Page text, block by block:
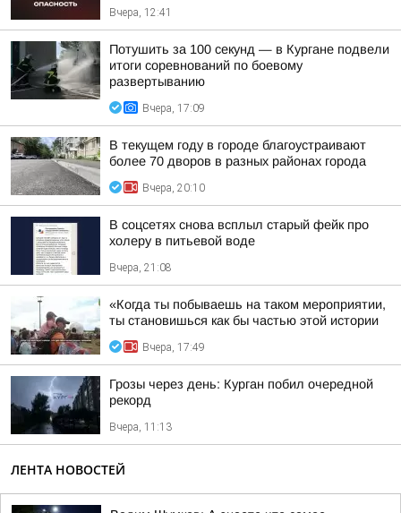
Вчера, 12:41
Потушить за 100 секунд — в Кургане подвели
итоги соревнований по боевому
развертыванию
Вчера, 17:09
В текущем году в городе благоустраивают
более 70 дворов в разных районах города
Вчера, 20:10
В соцсетях снова всплыл старый фейк про
холеру в питьевой воде
Вчера, 21:08
«Когда ты побываешь на таком мероприятии,
ты становишься как бы частью этой истории
Вчера, 17:49
Грозы через день: Курган побил очередной
рекорд
Вчера, 11:13
ЛЕНТА НОВОСТЕЙ